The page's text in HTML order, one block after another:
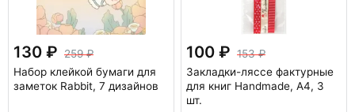
130
259
Набор клейкой бумаги для
заметок Rabbit, 7 дизайнов
100
153
Закладки-ляссе фактурные
для книг Handmade, А4, 3
шт.